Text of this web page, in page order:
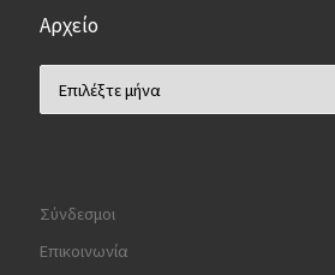
Αρχείο
Σύνδεσμοι
Επικοινωνία